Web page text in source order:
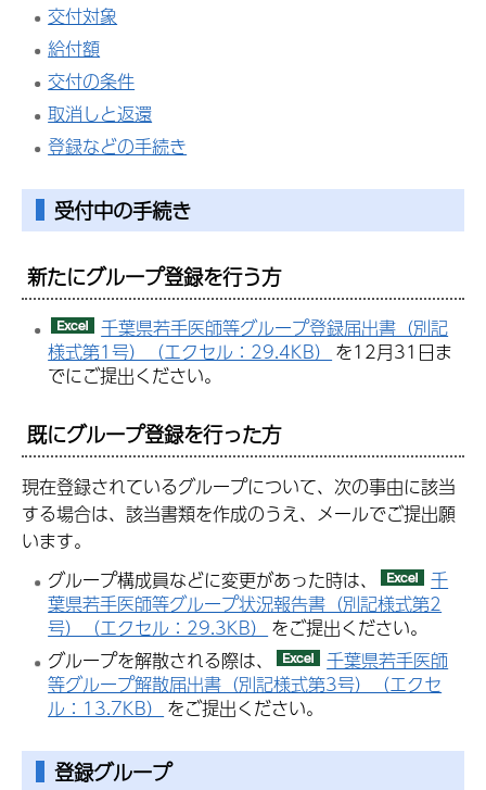
交付対象
給付額
交付の条件
取消しと返還
登録などの手続き
受付中の手続き
新たにグループ登録を行う方
千葉県若手医師等グループ登録届出書（別記
様式第1号）（エクセル：29.4KB） を12月31日ま
でにご提出ください。
既にグループ登録を行った方
現在登録されているグループについて、次の事由に該当
する場合は、該当書類を作成のうえ、メールでご提出願
います。
グループ構成員などに変更があった時は、
千
葉県若手医師等グループ状況報告書（別記様式第2
号）（エクセル：29.3KB） をご提出ください。
グループを解散される際は、
千葉県若手医師
等グループ解散届出書（別記様式第3号）（エクセ
ル：13.7KB） をご提出ください。
登録グループ